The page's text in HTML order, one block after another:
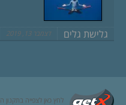
גלישת גלים דצמבר 13, 2019
לחץ כאן לצפייה בתקנון